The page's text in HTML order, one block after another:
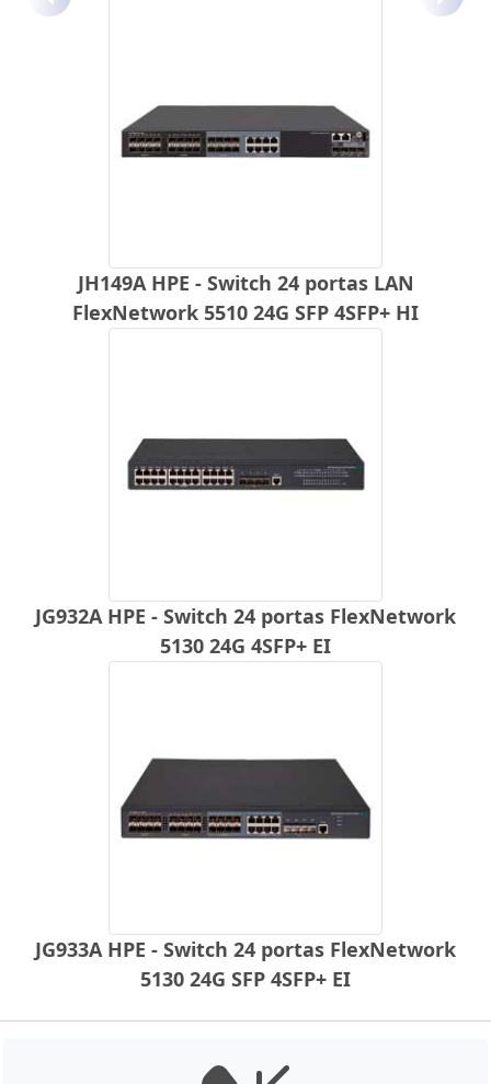
JH149A HPE - Switch 24 portas LAN
FlexNetwork 5510 24G SFP 4SFP+ HI
JG932A HPE - Switch 24 portas FlexNetwork
5130 24G 4SFP+ EI
JG933A HPE - Switch 24 portas FlexNetwork
5130 24G SFP 4SFP+ EI
Anterior